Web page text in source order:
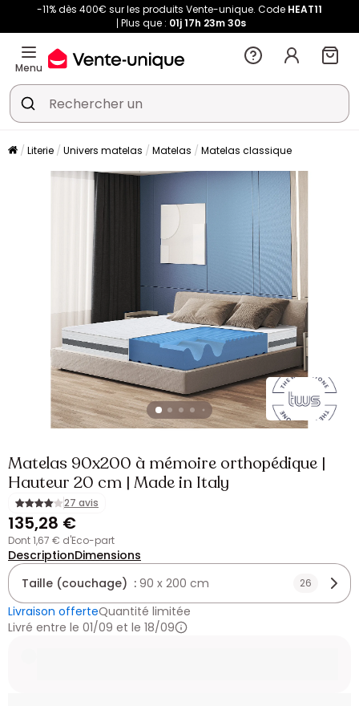
-11% dès 400€ sur les produits Vente-unique. Code HEAT11
Plus que : 01j17h 23m29s
Menu
Literie Univers matelas Matelas Matelas classique
Matelas 90x200 à mémoire orthopédique |
Hauteur 20 cm | Made in Italy
27 avis
135,28 €
dont 1,67 € d'Eco-part
DescriptionDimensions
Taille (couchage) : 90 x 200 cm 26
Livraison offerteQuantité limitée
Livré entre le 01/09 et le 18/09